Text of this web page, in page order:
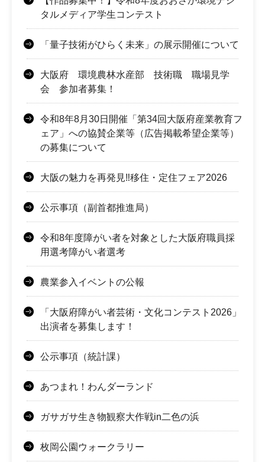
タルメディア学生コンテスト
「量子技術がひらく未来」の展示開催について
大阪府 環境農林水産部 技術職 職場見学
会 参加者募集！
令和8年8月30日開催「第34回大阪府産業教育フ
ェア」への協賛企業等（広告掲載希望企業等）
の募集について
大阪の魅力を再発見‼移住・定住フェア2026
公示事項（副首都推進局）
令和8年度障がい者を対象とした大阪府職員採
用選考障がい者選考
農業参入イベントの公報
「大阪府障がい者芸術・文化コンテスト2026」
出演者を募集します！
公示事項（統計課）
あつまれ！わんダーランド
ガサガサ生き物観察大作戦in二色の浜
枚岡公園ウォークラリー